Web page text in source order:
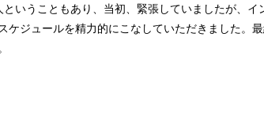
ということもあり、当初、緊張していましたが、
ケジュールを精力的にこなしていただきました。